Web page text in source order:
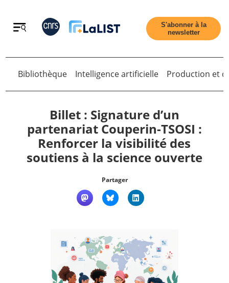
Retour
Accueil
Qui sommes nous ?
S'abonner à la
newsletter
Retour
Bibliothèque Intelligence artificielle Production et
Billet : Signature d’un
partenariat Couperin-TSOSI :
Renforcer la visibilité des
soutiens à la science ouverte
Partager